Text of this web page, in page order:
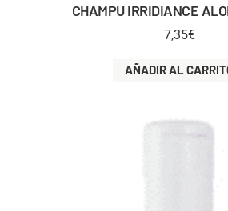
CHAMPU IRRIDIANCE
7,35€
AÑADIR AL